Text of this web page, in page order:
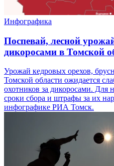
Инфографика
Поспевай, лесной
дикоросами в Томской
Урожай кедровых орехов,
Томской области ожидается
охотников за дикоросами. Для
сроки сбора и штрафы за их
инфографике РИА Томск.